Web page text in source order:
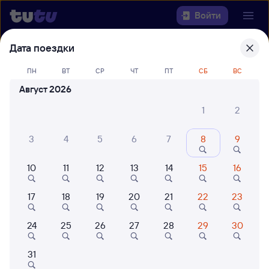
Войти
Выберите день, чтобы найти
билеты Тимаш-Обход — Аэропорт
(Сочи)
Куда
Когда
Кто едет
Найти поезда
Дата поездки
ПН ВТ СР ЧТ ПТ СБ ВС
Август 2026
1
2
3 4 5 6 7 8 9
10 11 12 13 14 15 16
17 18 19 20 21 22 23
24 25 26 27 28 29 30
31